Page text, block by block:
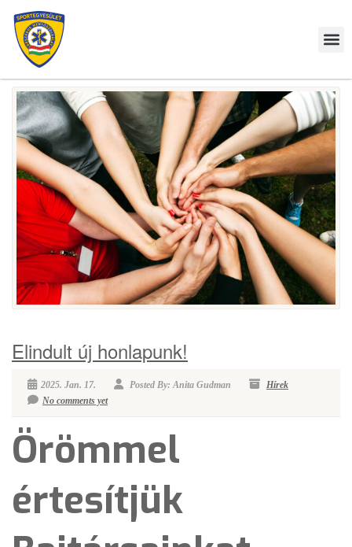
Elindult új honlapunk!
2025. Jan. 17. Posted By: Anita Gudman
Hírek
No comments yet
Örömmel
értesítjük